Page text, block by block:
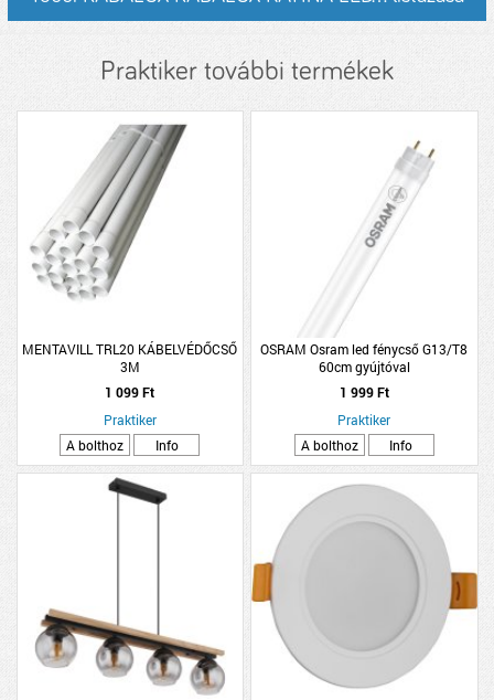
Praktiker további termékek
MENTAVILL TRL20 KÁBELVÉDŐCSŐ
3M
1 099 Ft
Praktiker
A bolthoz
Info
OSRAM Osram led fénycső G13/T8
60cm gyújtóval
1 999 Ft
Praktiker
A bolthoz
Info